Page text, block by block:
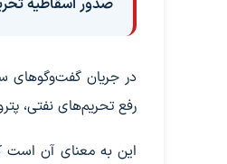
رفع تحریم‌های نفتی،
این به معنای آن است